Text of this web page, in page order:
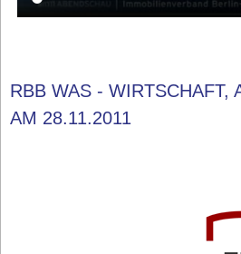
RBB WAS - WIRTSCHAFT,
AM 28.11.2011